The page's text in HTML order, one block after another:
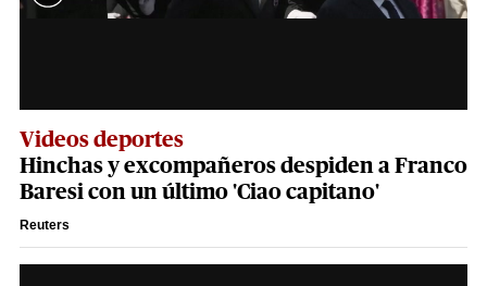
Videos deportes
Hinchas y excompañeros despiden a Franco
Baresi con un último 'Ciao capitano'
Reuters